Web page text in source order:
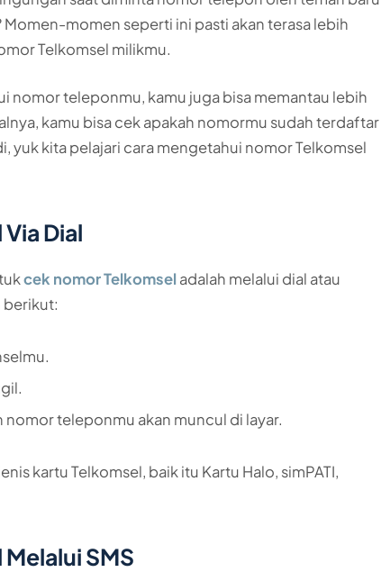
momen seperti ini pasti akan terasa lebih
Telkomsel milikmu.
nomor teleponmu, kamu juga bisa memantau lebih
kamu bisa cek apakah nomormu sudah terdaftar
yuk kita pelajari cara mengetahui nomor Telkomsel
Dial
cek nomor Telkomseladalah melalui dial atau
berikut:
teleponmu akan muncul di layar.
kartu Telkomsel, baik itu Kartu Halo, simPATI,
SMS